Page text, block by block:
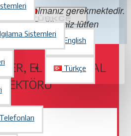
TÜRKÇE
English
Türkçe
Sistemleri
üye olmanız gerekmektedir.
yapın.Değilseniz lütfen
ücretsizdir.
EL TIPI METAL